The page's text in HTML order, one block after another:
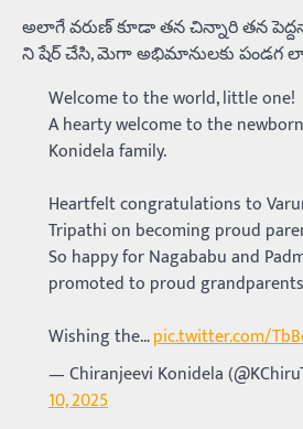
అలాగే వరుణ్ కూడా తన చిన్నారి తన
ని షేర్ చేసి, మెగా అభిమానులకు పండగ
Welcome to the world, little one!
A hearty welcome to the
Konidela family.
Heartfelt congratulations to
Tripathi on becoming proud
So happy for Nagababu and
promoted to proud
Wishing the…pic.twitter.com/
— Chiranjeevi Konidela
10, 2025